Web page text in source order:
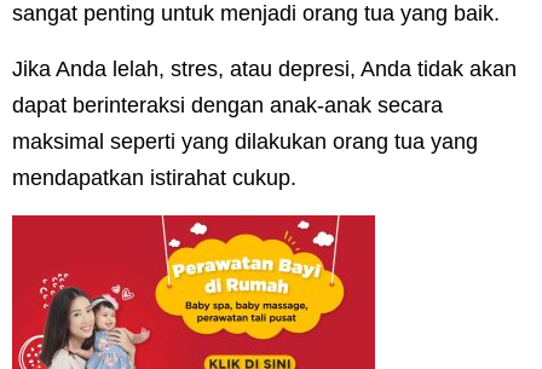
sangat penting untuk menjadi orang tua yang baik.
Jika Anda lelah, stres, atau depresi, Anda tidak akan
dapat berinteraksi dengan anak-anak secara
maksimal seperti yang dilakukan orang tua yang
mendapatkan istirahat cukup.